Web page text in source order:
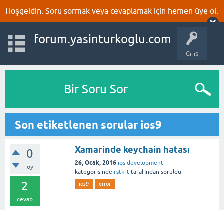
Hoşgeldin. Soru sormak veya cevaplamak için hemen üye ol.
Giriş
forum.yasinturkoglu.com
Bir Soru Sor
Son etiketlenen sorular ios9
0
oy
2
cevap
Xamarinde keychain hatası
26, Ocak, 2016 ios development
kategorisinde rstkrt tarafından soruldu
ios9 error